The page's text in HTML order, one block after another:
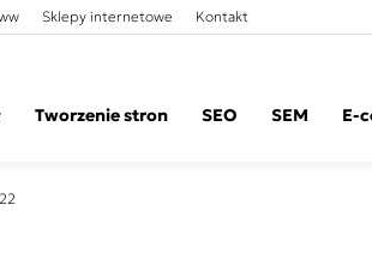
Sklepy internetowe Kontakt
Tworzenie stron SEO SEM E-